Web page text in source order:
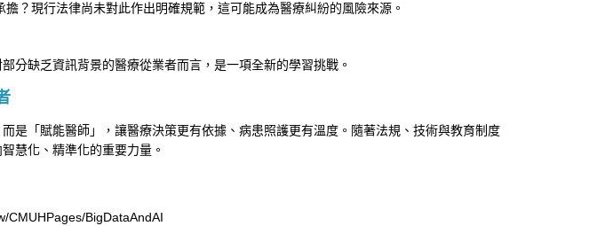
？現行法律尚未對此作出明確規範，這可能成為醫療糾紛的風險來源。
分缺乏資訊背景的醫療從業者而言，是一項全新的學習挑戰。
是「賦能醫師」，讓醫療決策更有依據、病患照護更有溫度。隨著法規、技術與教育制度
慧化、精準化的重要力量。
CMUHPages/BigDataAndAI